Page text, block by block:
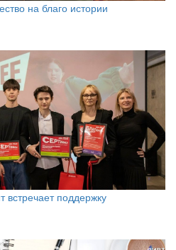
на благо истории
встречает поддержку